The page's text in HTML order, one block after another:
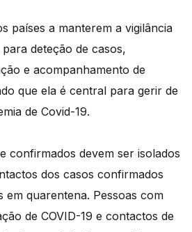
países a manterem a vigilância
deteção de casos,
e acompanhamento de
que ela é central para gerir de
de Covid-19.
confirmados devem ser isolados
dos casos confirmados
em quarentena. Pessoas com
de COVID-19 e contactos de